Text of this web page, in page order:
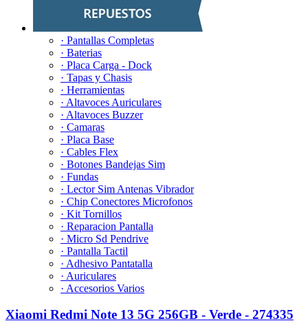
· Pantallas Completas
· Baterias
· Placa Carga - Dock
· Tapas y Chasis
· Herramientas
· Altavoces Auriculares
· Altavoces Buzzer
· Camaras
· Placa Base
· Cables Flex
· Botones Bandejas Sim
· Fundas
· Lector Sim Antenas Vibrador
· Chip Conectores Microfonos
· Kit Tornillos
· Reparacion Pantalla
· Micro Sd Pendrive
· Pantalla Tactil
· Adhesivo Pantatalla
· Auriculares
· Accesorios Varios
Xiaomi Redmi Note 13 5G 256GB - Verde - 274335